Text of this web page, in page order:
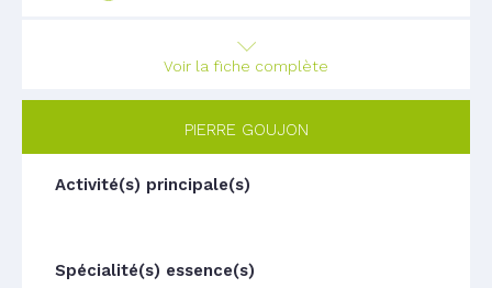
Voir la fiche complète
PIERRE GOUJON